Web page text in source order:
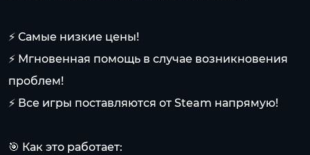
⚡ Самые низкие цены!
⚡ Мгновенная помощь в случае возникновения
проблем!
⚡ Все игры поставляются от Steam напрямую!
🎯 Как это работает: